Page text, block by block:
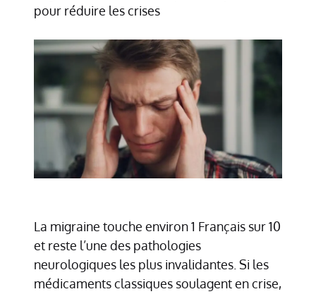
pour réduire les crises
La migraine touche environ 1 Français sur 10
et reste l’une des pathologies
neurologiques les plus invalidantes. Si les
médicaments classiques soulagent en crise,